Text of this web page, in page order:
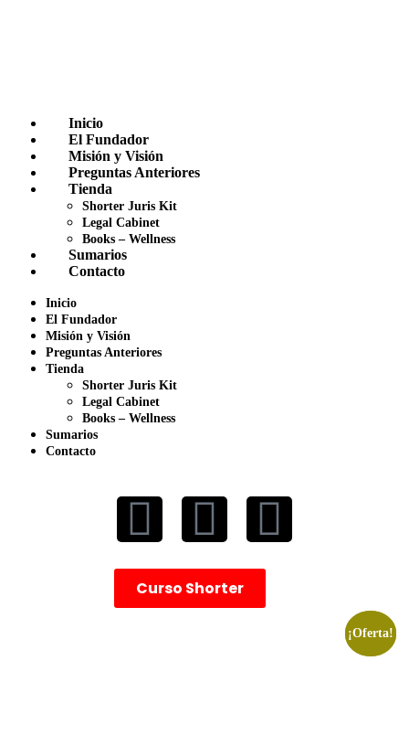
Inicio
El Fundador
Misión y Visión
Preguntas Anteriores
Tienda
Shorter Juris Kit
Legal Cabinet
Books – Wellness
Sumarios
Contacto
Inicio
El Fundador
Misión y Visión
Preguntas Anteriores
Tienda
Shorter Juris Kit
Legal Cabinet
Books – Wellness
Sumarios
Contacto
Curso Shorter
¡Oferta!
¡Oferta!